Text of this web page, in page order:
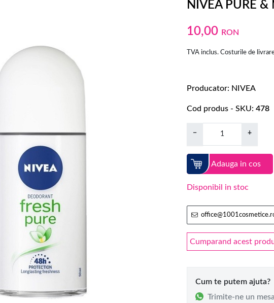
NIVEA PURE &
10,00 RON
TVA inclus. Costurile de
Producator NIVEA
Cod produs - SKU 478
− +
Adauga in cos
Disponibil in stoc
Cumparand acest
Cum te putem ajuta?
Trimite-ne un